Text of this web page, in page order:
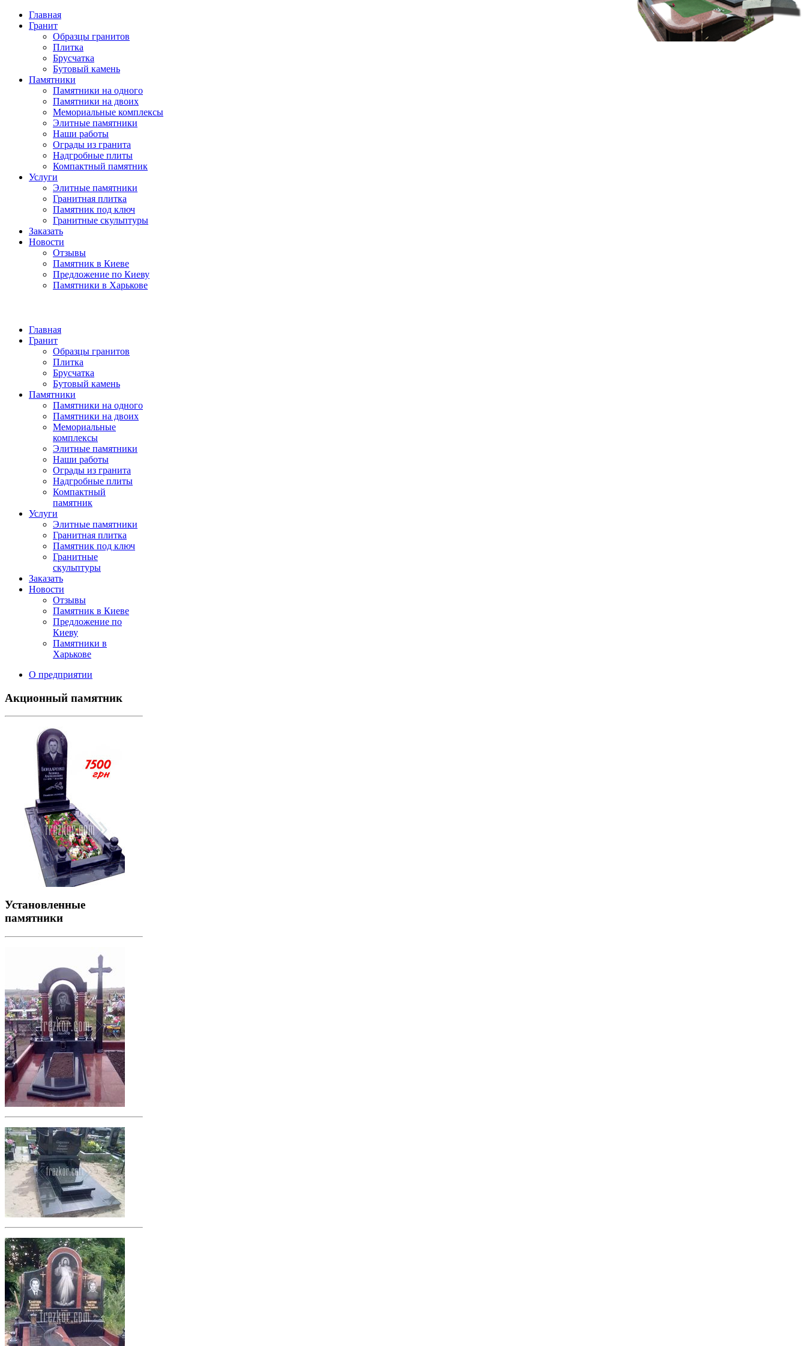
Главная
Гранит
Образцы гранитов
Плитка
Брусчатка
Бутовый камень
Памятники
Памятники на одного
Памятники на двоих
Мемориальные комплексы
Элитные памятники
Наши работы
Ограды из гранита
Надгробные плиты
Компактный памятник
Услуги
Элитные памятники
Гранитная плитка
Памятник под ключ
Гранитные скульптуры
Заказать
Новости
Отзывы
Памятник в Киеве
Предложение по Киеву
Памятники в Харькове
Главная
Гранит
Образцы гранитов
Плитка
Брусчатка
Бутовый камень
Памятники
Памятники на одного
Памятники на двоих
Мемориальные
комплексы
Элитные памятники
Наши работы
Ограды из гранита
Надгробные плиты
Компактный
памятник
Услуги
Элитные памятники
Гранитная плитка
Памятник под ключ
Гранитные
скульптуры
Заказать
Новости
Отзывы
Памятник в Киеве
Предложение по
Киеву
Памятники в
Харькове
О предприятии
Акционный памятник
Установленные
памятники